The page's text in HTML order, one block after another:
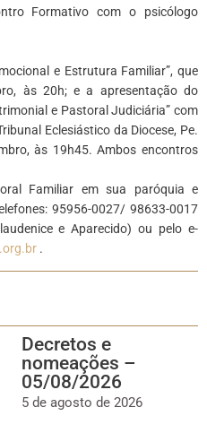
Formativo com o psicólogo
e Estrutura Familiar”, que
às 20h; e a apresentação do
e Pastoral Judiciária” com
Eclesiástico da Diocese, Pe.
às 19h45. Ambos encontros
Familiar em sua paróquia e
95956-0027/ 98633-0017
e Aparecido) ou pelo e-
.
Decretos e
nomeações –
05/08/2026
5 de agosto de 2026